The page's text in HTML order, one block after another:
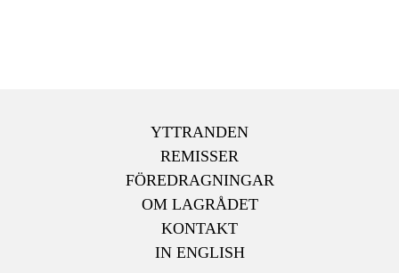
YTTRANDEN
REMISSER
FÖREDRAGNINGAR
OM LAGRÅDET
KONTAKT
IN ENGLISH